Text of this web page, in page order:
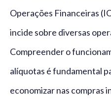
Operações Financeiras
incide sobre diversas
Compreender o
alíquotas é fundamental
economizar nas compras